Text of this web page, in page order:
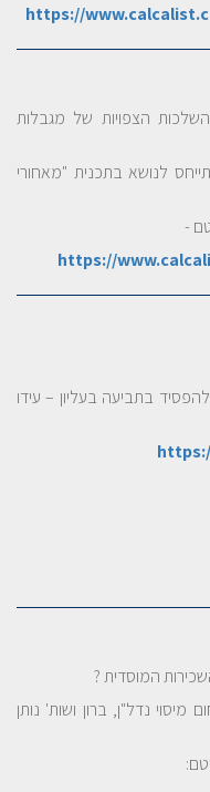
https://
הצפויות של מגבלות
לנושא בתכנית "מאחורי
-
https://
בתביעה בעליון – עידו
המוסדית ?
נדל"ן, ברון ושות' נותן